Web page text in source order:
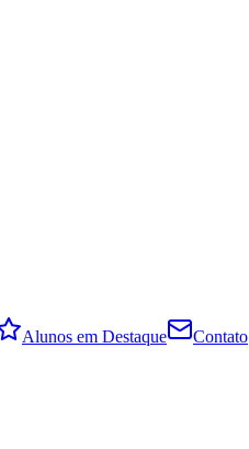
Alunos em Destaque Contato